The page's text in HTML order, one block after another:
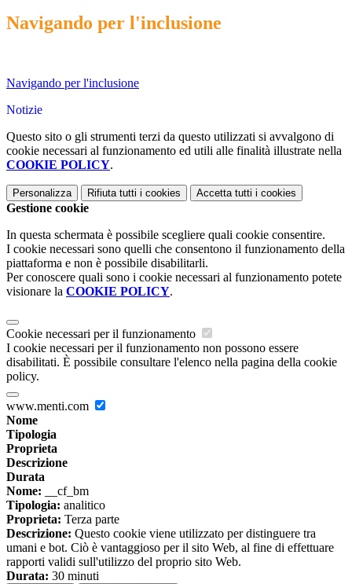
Navigando per l'inclusione
Navigando per l'inclusione
Notizie
Questo sito o gli strumenti terzi da questo utilizzati si avvalgono di
cookie necessari al funzionamento ed utili alle finalità illustrate nella
COOKIE POLICY.
Personalizza Rifiuta tutti i cookies Accetta tutti i cookies
Gestione cookie
In questa schermata è possibile scegliere quali cookie consentire.
I cookie necessari sono quelli che consentono il funzionamento della
piattaforma e non è possibile disabilitarli.
Per conoscere quali sono i cookie necessari al funzionamento potete
visionare la COOKIE POLICY.
Cookie necessari per il funzionamento
I cookie necessari per il funzionamento non possono essere
disabilitati. È possibile consultare l'elenco nella pagina della cookie
policy.
www.menti.com
Nome
Tipologia
Proprieta
Descrizione
Durata
Nome: __cf_bm
Tipologia: analitico
Proprieta: Terza parte
Descrizione: Questo cookie viene utilizzato per distinguere tra
umani e bot. Ciò è vantaggioso per il sito Web, al fine di effettuare
rapporti validi sull'utilizzo del proprio sito Web.
Durata: 30 minuti